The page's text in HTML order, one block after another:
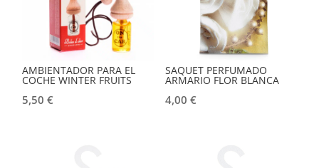
AMBIENTADOR PARA EL
COCHE WINTER FRUITS
5,50€
SAQUET PERFUMADO
ARMARIO FLOR BLANCA
4,00 €